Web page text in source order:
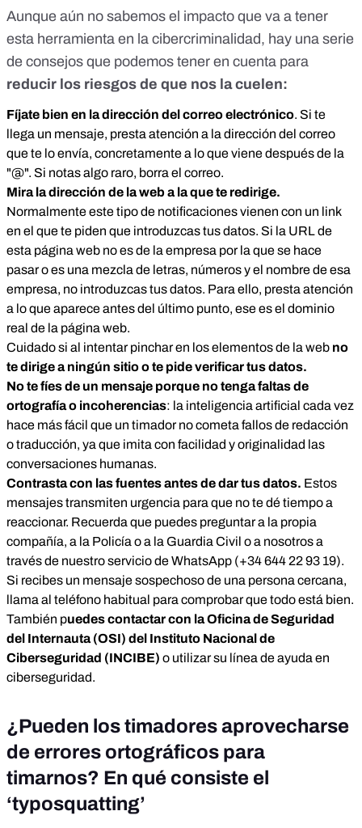
Aunque aún no sabemos el impacto que va a tener
esta herramienta en la cibercriminalidad, hay una serie
de consejos que podemos tener en cuenta para
reducir los riesgos de que nos la cuelen:
Fíjate bien en la dirección del correo electrónico. Si te
llega un mensaje, presta atención a la dirección del correo
que te lo envía, concretamente a lo que viene después de la
"@". Si notas algo raro, borra el correo.
Mira la dirección de la web a la que te redirige.
Normalmente este tipo de notificaciones vienen con un link
en el que te piden que introduzcas tus datos. Si la URL de
esta página web no es de la empresa por la que se hace
pasar o es una mezcla de letras, números y el nombre de esa
empresa, no introduzcas tus datos. Para ello, presta atención
a lo que aparece antes del último punto, ese es el dominio
real de la página web.
Cuidado si al intentar pinchar en los elementos de la web no
te dirige a ningún sitio o te pide verificar tus datos.
No te fíes de un mensaje porque no tenga faltas de
ortografía o incoherencias: la inteligencia artificial cada vez
hace más fácil que un timador no cometa fallos de redacción
o traducción, ya que imita con facilidad y originalidad las
conversaciones humanas.
Contrasta con las fuentes antes de dar tus datos. Estos
mensajes transmiten urgencia para que no te dé tiempo a
reaccionar. Recuerda que puedes preguntar a la propia
compañía, a la Policía o a la Guardia Civil o a nosotros a
través de nuestro servicio de WhatsApp (+34 644 22 93 19).
Si recibes un mensaje sospechoso de una persona cercana,
llama al teléfono habitual para comprobar que todo está bien.
También puedes contactar con la Oficina de Seguridad
del Internauta (OSI) del Instituto Nacional de
Ciberseguridad (INCIBE) o utilizar su línea de ayuda en
ciberseguridad.
¿Pueden los timadores aprovecharse
de errores ortográficos para
timarnos? En qué consiste el
‘typosquatting’